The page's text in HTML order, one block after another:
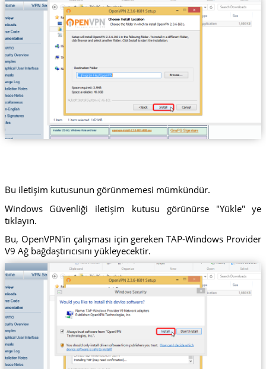
Bu iletişim kutusunun görünmemesi mümkündür.
Windows Güvenliği iletişim kutusu görünürse "Yükle" ye
tıklayın.
Bu, OpenVPN'in çalışması için gereken TAP-Windows Provider
V9 Ağ bağdaştırıcısını yükleyecektir.